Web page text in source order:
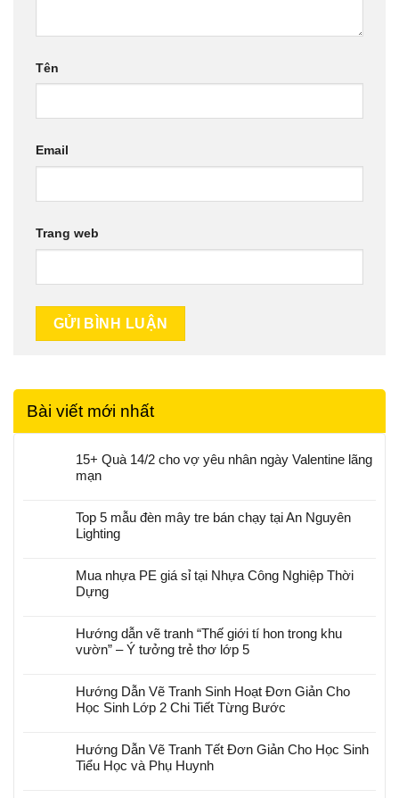
Tên
Email
Trang web
Bài viết mới nhất
15+ Quà 14/2 cho vợ yêu nhân ngày Valentine lãng
mạn
Top 5 mẫu đèn mây tre bán chạy tại An Nguyên
Lighting
Mua nhựa PE giá sỉ tại Nhựa Công Nghiệp Thời
Dựng
Hướng dẫn vẽ tranh “Thế giới tí hon trong khu
vườn” – Ý tưởng trẻ thơ lớp 5
Hướng Dẫn Vẽ Tranh Sinh Hoạt Đơn Giản Cho
Học Sinh Lớp 2 Chi Tiết Từng Bước
Hướng Dẫn Vẽ Tranh Tết Đơn Giản Cho Học Sinh
Tiểu Học và Phụ Huynh